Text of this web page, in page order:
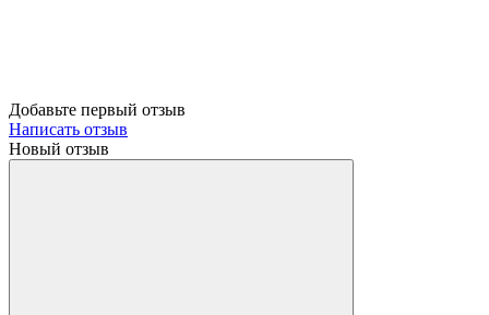
Добавьте первый отзыв
Написать отзыв
Новый отзыв